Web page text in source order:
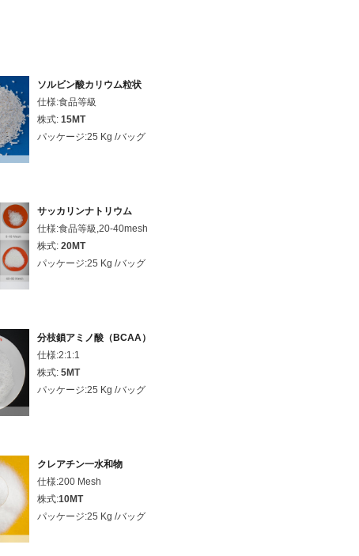
ソルビン酸カリウム粒状
仕様:食品等級
株式: 15MT
パッケージ:25 Kg /バッグ
サッカリンナトリウム
仕様:食品等級,20-40mesh
株式: 20MT
パッケージ:25 Kg /バッグ
分枝鎖アミノ酸（BCAA）
仕様:2:1:1
株式: 5MT
パッケージ:25 Kg /バッグ
クレアチン一水和物
仕様:200 Mesh
株式:10MT
パッケージ:25 Kg /バッグ